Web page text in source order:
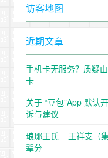
访客地图
近期文章
手机卡无服务？质疑
卡
关于 “豆包”App 默认
诉与建议
琅琊王氏 – 王祥支（
辈分